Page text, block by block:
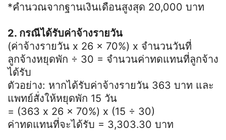
*คำนวณจากฐานเงินเดือนสูงสุด 20,000 บาท
2. กรณีได้รับค่าจ้างรายวัน
(ค่าจ้างรายวัน x 26 x 70%) x จำนวนวันที่
ลูกจ้างหยุดพัก ÷ 30 = จำนวนค่าทดแทนที่ลูกจ้าง
ได้รับ
ตัวอย่าง: หากได้รับค่าจ้างรายวัน 363 บาท และ
แพทย์สั่งให้หยุดพัก 15 วัน
= (363 x 26 x 70%) x (15 ÷ 30)
ค่าทดแทนที่จะได้รับ = 3,303.30 บาท